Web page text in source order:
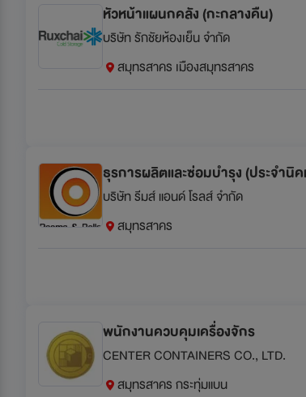
หัวหน้าแผนกคลัง (กะกลางคืน)
บริษัท รักชัยห้องเย็น จำกัด
สมุทรสาคร เมืองสมุทรสาคร
ธุรการผลิตและซ่อมบำรุง (ประจำ
บริษัท รีมส์ แอนด์ โรลส์ จำกัด
สมุทรสาคร
พนักงานควบคุมเครื่องจักร
CENTER CONTAINERS CO., LTD.
สมุทรสาคร กระทุ่มแบน